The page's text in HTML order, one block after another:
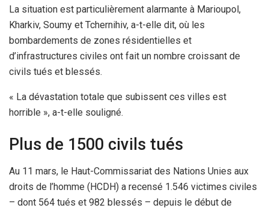
La situation est particulièrement alarmante à Marioupol,
Kharkiv, Soumy et Tchernihiv, a-t-elle dit, où les
bombardements de zones résidentielles et
d’infrastructures civiles ont fait un nombre croissant de
civils tués et blessés.
« La dévastation totale que subissent ces villes est
horrible », a-t-elle souligné.
Plus de 1500 civils tués
Au 11 mars, le Haut-Commissariat des Nations Unies aux
droits de l’homme (HCDH) a recensé 1.546 victimes civiles
– dont 564 tués et 982 blessés – depuis le début de